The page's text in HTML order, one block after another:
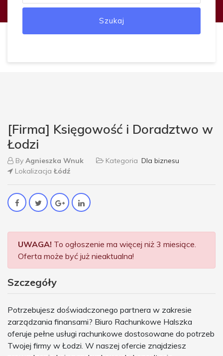
Szukaj
[Firma] Księgowość i Doradztwo w
Łodzi
By Agnieszka Wnuk Kategoria Dla biznesu
Lokalizacja Łódź
UWAGA! To ogłoszenie ma więcej niż 3 miesiące.
Oferta może być już nieaktualna!
Szczegóły
Potrzebujesz doświadczonego partnera w zakresie
zarządzania finansami? Biuro Rachunkowe Halszka
oferuje pełne usługi rachunkowe dostosowane do potrzeb
Twojej firmy w Łodzi. W naszej ofercie znajdziesz